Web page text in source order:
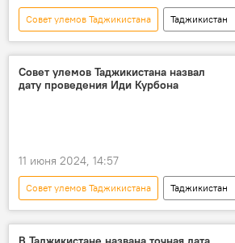
Совет улемов Таджикистана
Таджикистан
Общество
Религия
Совет улемов Таджикистана назвал
дату проведения Иди Курбона
11 июня 2024, 14:57
Совет улемов Таджикистана
Таджикистан
ислам
Религия Иди Курбон